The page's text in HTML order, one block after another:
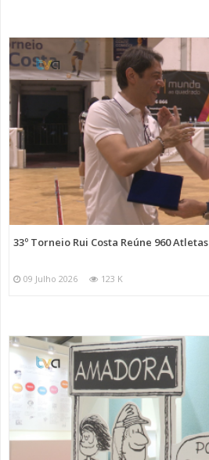
33º Torneio Rui Costa Reúne 960 Atletas
09 Julho 2026 123 K